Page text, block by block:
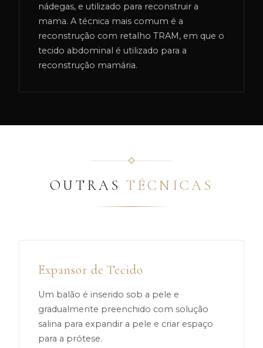
nádegas, e utilizado para reconstruir a
mama. A técnica mais comum é a
reconstrução com retalho TRAM, em que o
tecido abdominal é utilizado para a
reconstrução mamária.
OUTRASTÉCNICAS
Expansor de Tecido
Um balão é inserido sob a pele e
gradualmente preenchido com solução
salina para expandir a pele e criar espaço
para a prótese.